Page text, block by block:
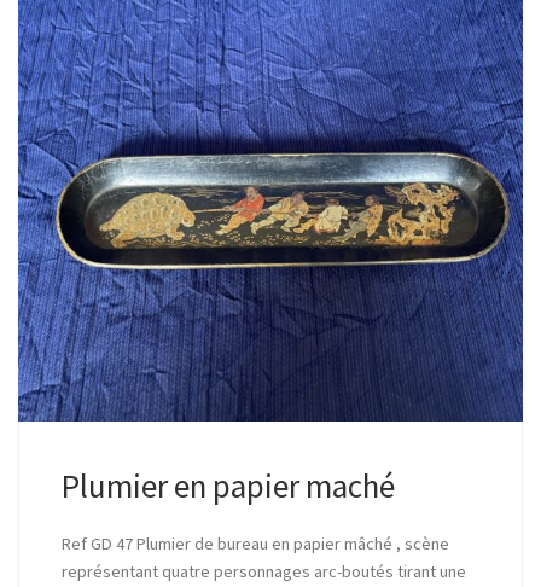
Plumier en papier maché
Ref GD 47 Plumier de bureau en papier mâché , scène
représentant quatre personnages arc-boutés tirant une